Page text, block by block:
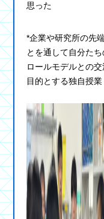
思った
*企業や研究所の先
とを通して自分た
ロールモデルとの
目的とする独自授業